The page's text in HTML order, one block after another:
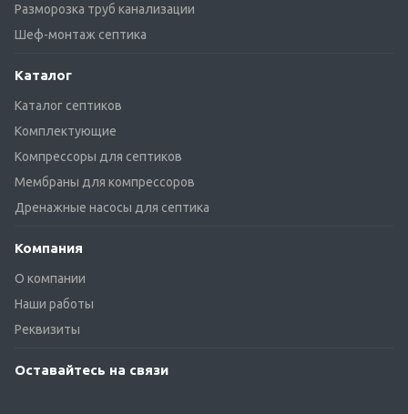
Разморозка труб канализации
Шеф-монтаж септика
Каталог
Каталог септиков
Комплектующие
Компрессоры для септиков
Мембраны для компрессоров
Дренажные насосы для септика
Компания
О компании
Наши работы
Реквизиты
Оставайтесь на связи